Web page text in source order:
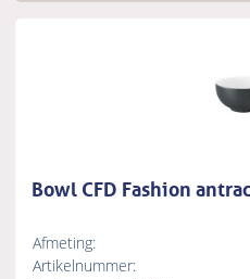
Bowl CFD Fashion
Afmeting:
Artikelnummer: